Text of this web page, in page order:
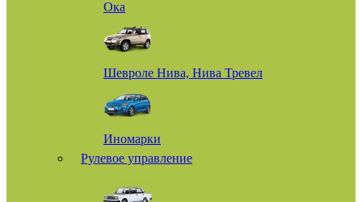
Ока
Шевроле Нива, Нива Тревел
Иномарки
Рулевое управление